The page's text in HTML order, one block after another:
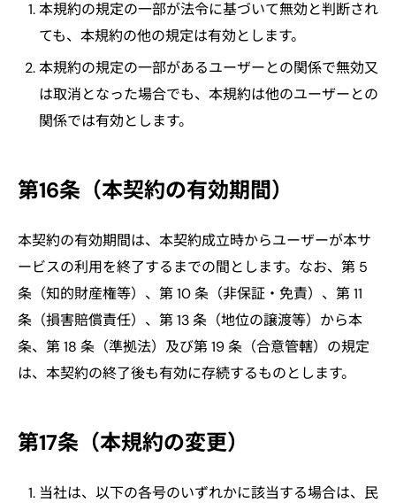
本規約の規定の一部が法令に基づいて無効と判断され
ても、本規約の他の規定は有効とします。
本規約の規定の一部があるユーザーとの関係で無効又
は取消となった場合でも、本規約は他のユーザーとの
関係では有効とします。
第16条（本契約の有効期間）
本契約の有効期間は、本契約成立時からユーザーが本サ
ービスの利用を終了するまでの間とします。なお、第 5
条（知的財産権等）、第 10 条（非保証・免責）、第 11
条（損害賠償責任）、第 13 条（地位の譲渡等）から本
条、第 18 条（準拠法）及び第 19 条（合意管轄）の規定
は、本契約の終了後も有効に存続するものとします。
第17条（本規約の変更）
当社は、以下の各号のいずれかに該当する場合は、民